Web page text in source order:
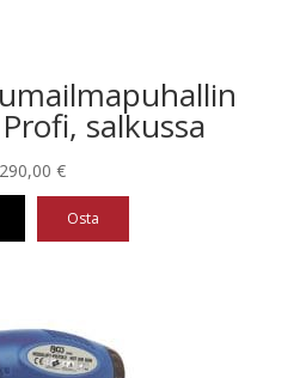
salkussa
290,00 €
Osta